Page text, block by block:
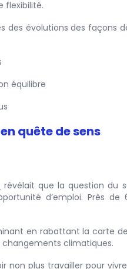
flexibilité.
évolutions des façons
équilibre
quête de sens
révélait que la question du
d’emploi. Près de
en rabattant la carte
climatiques.
non plus travailler pour